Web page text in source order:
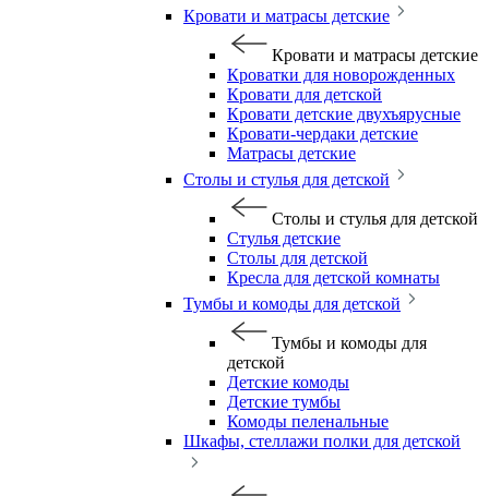
Кровати и матрасы детские
Кровати и матрасы детские
Кроватки для новорожденных
Кровати для детской
Кровати детские двухъярусные
Кровати-чердаки детские
Матрасы детские
Столы и стулья для детской
Столы и стулья для детской
Стулья детские
Столы для детской
Кресла для детской комнаты
Тумбы и комоды для детской
Тумбы и комоды для
детской
Детские комоды
Детские тумбы
Комоды пеленальные
Шкафы, стеллажи полки для детской